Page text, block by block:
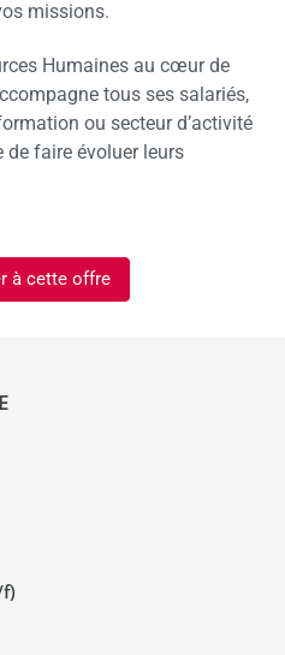
missions.
Humaines au cœur de
tous ses salariés,
ou secteur d’activité
faire évoluer leurs
à cette offre